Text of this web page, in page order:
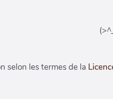
selon les termes de la